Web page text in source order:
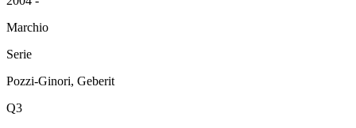
Marchio
Serie
Pozzi-Ginori, Geberit
Q3